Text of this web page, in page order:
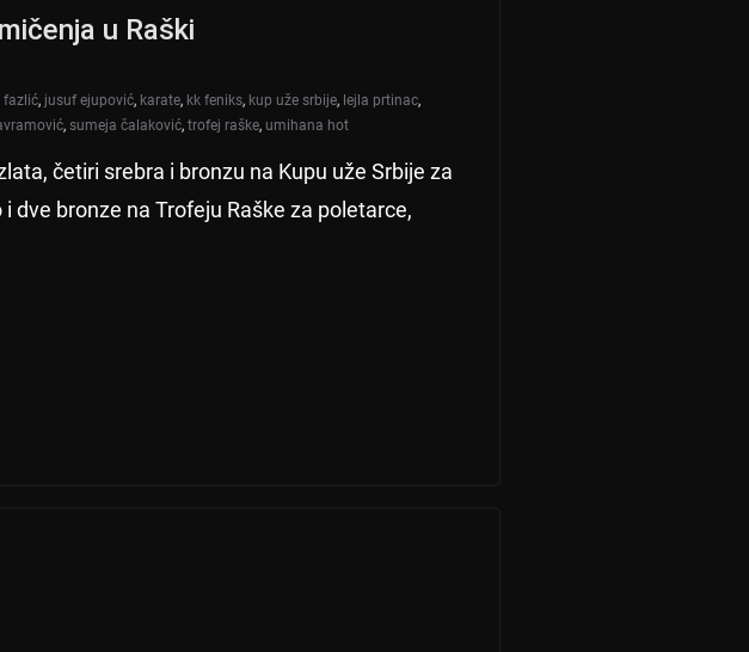
u Raški
fazlić, jusuf ejupović, karate, kk feniks, kup uže srbije, lejla prtinac,
, sumeja čalaković, trofej raške, umihana hot
četiri srebra i bronzu na Kupu uže Srbije za
dve bronze na Trofeju Raške za poletarce,